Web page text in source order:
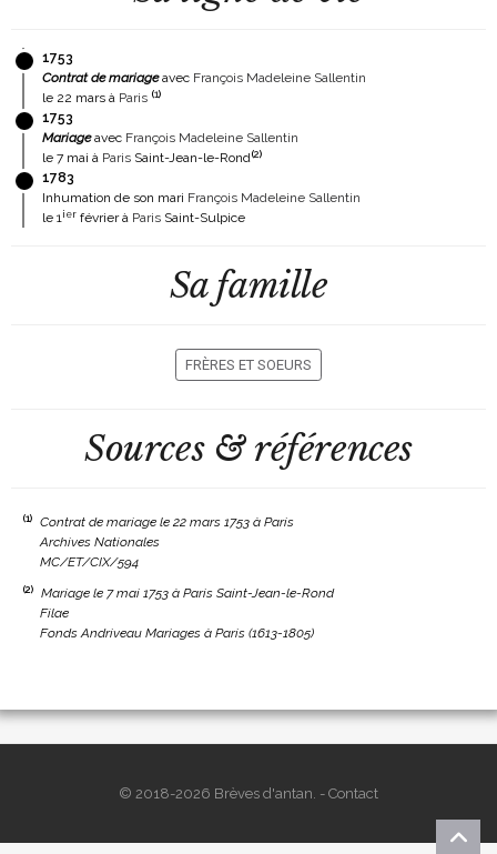
1753
Contrat de mariageavec François Madeleine Sallentin
le 22 mars à Paris (1)
1753
Mariageavec François Madeleine Sallentin
le 7 mai à Paris Saint-Jean-le-Rond(2)
1783
Inhumation de son mari François Madeleine Sallentin
le 1ier février à Paris Saint-Sulpice
Sa famille
FRÈRES ET SOEURS
Sources & références
(1)
Contrat de mariage le 22 mars 1753 à Paris
Archives Nationales
MC/ET/CIX/594
(2)
Mariage le 7 mai 1753 à Paris Saint-Jean-le-Rond
Filae
Fonds Andriveau Mariages à Paris (1613-1805)
© 2018-2026 Brèves d'antan. - Contact